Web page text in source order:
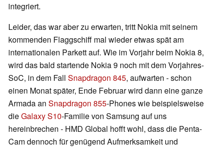
integriert.
Leider, das war aber zu erwarten, tritt Nokia mit seinem
kommenden Flaggschiff mal wieder etwas spät am
internationalen Parkett auf. Wie im Vorjahr beim Nokia 8,
wird das bald startende Nokia 9 noch mit dem Vorjahres-
SoC, in dem Fall Snapdragon 845, aufwarten - schon
einen Monat später, Ende Februar wird dann eine ganze
Armada an Snapdragon 855-Phones wie beispielsweise
dieGalaxy S10-Familie von Samsung auf uns
hereinbrechen - HMD Global hofft wohl, dass die Penta-
Cam dennoch für genügend Aufmerksamkeit und